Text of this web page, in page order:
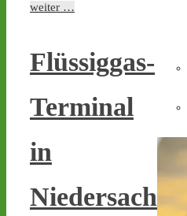
weiter …
Flüssiggas-
Terminal
in
Niedersachsen
der
bis